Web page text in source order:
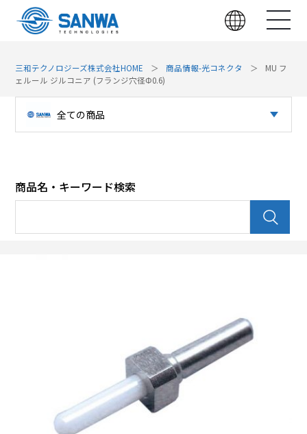
三和テクノロジーズ株式会社HOME 商品情報-光コネクタ
MU フ
ェルール ジルコニア (フランジ穴径Φ0.6)
全ての商品
パッチパネル（光）
全ての商品
商品名・キーワード検索